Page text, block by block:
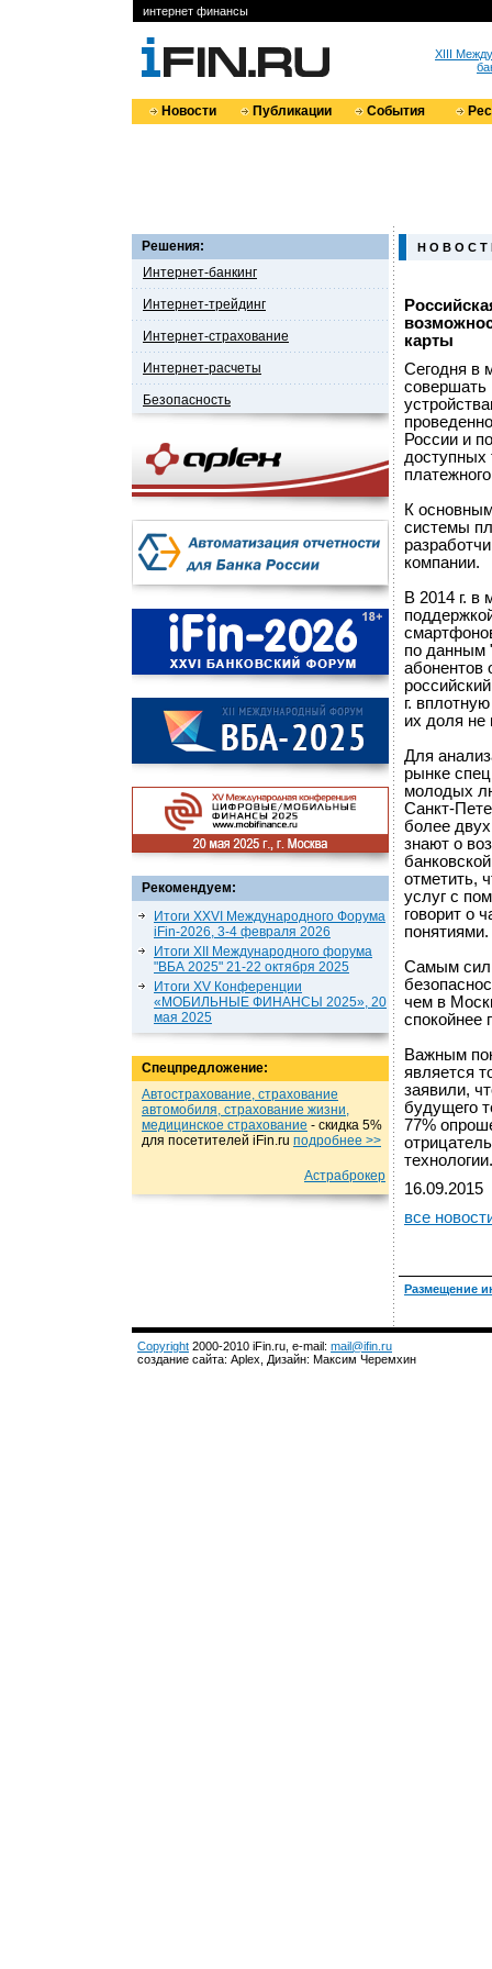
интернет финансы
XIII
Новости Публикации События
Решения:
Интернет-банкинг
Интернет-трейдинг
Интернет-страхование
Интернет-расчеты
Безопасность
Рекомендуем:
Итоги XXVI Международного Форума
iFin-2026, 3-4 февраля 2026
Итоги XII Международного форума
"ВБА 2025" 21-22 октября 2025
Итоги XV Конференции
«МОБИЛЬНЫЕ ФИНАНСЫ 2025», 20
мая 2025
Спецпредложение:
Автострахование, страхование
автомобиля, страхование жизни,
медицинское страхование - cкидка 5%
для посетителей iFin.ru подробнеe >>
Астраброкер
Н О В О С Т
карты
Сегодня в
совершать
России и
доступных
К
системы
компании.
В 2014 г. в
по данным
абонентов
г.
их доля
Для
рынке
молодых
Санкт-
более
знают о
отметить,
услуг с
говорит о
понятиями.
Самым
чем в
спокойнее
Важным
является
заявили,
будущего
77%
технологии.
16.09.2015
все
Размещение
Copyright 2000-2010 iFin.ru, e-mail: mail@ifin.ru
создание сайта: Aplex, Дизайн: Максим Черемхин